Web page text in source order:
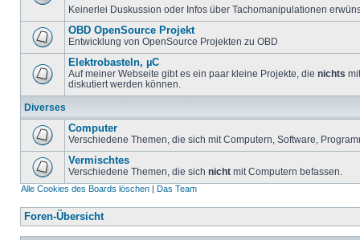
Keinerlei Duskussion oder Infos über Tachomanipulationen
OBD OpenSource Projekt
Entwicklung von OpenSource Projekten zu OBD
Elektrobasteln, µC
Auf meiner Webseite gibt es ein paar kleine Projekte, die nichts
diskutiert werden können.
Diverses
Computer
Verschiedene Themen, die sich mit Computern, Software,
Vermischtes
Verschiedene Themen, die sich nicht mit Computern befassen.
Alle Cookies des Boards löschen | Das Team
Foren-Übersicht